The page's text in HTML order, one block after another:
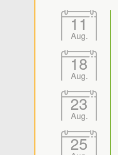
11
Aug.
18
Aug.
23
Aug.
25